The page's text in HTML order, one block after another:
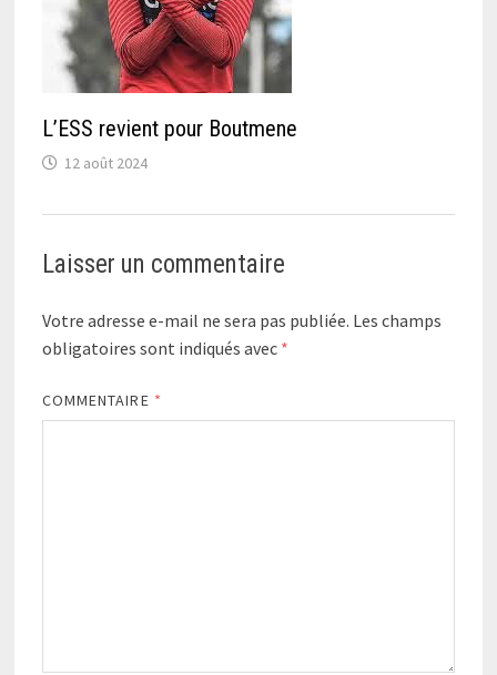
L’ESS revient pour Boutmene
12 août 2024
Laisser un commentaire
Votre adresse e-mail ne sera pas publiée. Les champs
obligatoires sont indiqués avec *
COMMENTAIRE *